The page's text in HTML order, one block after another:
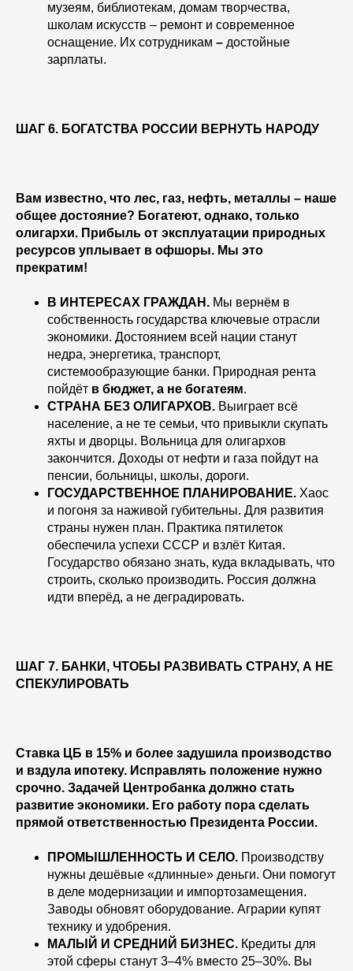
музеям, библиотекам, домам творчества,
школам искусств – ремонт и современное
оснащение. Их сотрудникам – достойные
зарплаты.
ШАГ 6. БОГАТСТВА РОССИИ ВЕРНУТЬ НАРОДУ
Вам известно, что лес, газ, нефть, металлы – наше
общее достояние? Богатеют, однако, только
олигархи. Прибыль от эксплуатации природных
ресурсов уплывает в офшоры. Мы это
прекратим!
В ИНТЕРЕСАХ ГРАЖДАН. Мы вернём в
собственность государства ключевые отрасли
экономики. Достоянием всей нации станут
недра, энергетика, транспорт,
системообразующие банки. Природная рента
пойдёт в бюджет, а не богатеям.
СТРАНА БЕЗ ОЛИГАРХОВ. Выиграет всё
население, а не те семьи, что привыкли скупать
яхты и дворцы. Вольница для олигархов
закончится. Доходы от нефти и газа пойдут на
пенсии, больницы, школы, дороги.
ГОСУДАРСТВЕННОЕ ПЛАНИРОВАНИЕ. Хаос
и погоня за наживой губительны. Для развития
страны нужен план. Практика пятилеток
обеспечила успехи СССР и взлёт Китая.
Государство обязано знать, куда вкладывать, что
строить, сколько производить. Россия должна
идти вперёд, а не деградировать.
ШАГ 7. БАНКИ, ЧТОБЫ РАЗВИВАТЬ СТРАНУ, А НЕ
СПЕКУЛИРОВАТЬ
Ставка ЦБ в 15% и более задушила производство
и вздула ипотеку. Исправлять положение нужно
срочно. Задачей Центробанка должно стать
развитие экономики. Его работу пора сделать
прямой ответственностью Президента России.
ПРОМЫШЛЕННОСТЬ И СЕЛО. Производству
нужны дешёвые «длинные» деньги. Они помогут
в деле модернизации и импортозамещения.
Заводы обновят оборудование. Аграрии купят
технику и удобрения.
МАЛЫЙ И СРЕДНИЙ БИЗНЕС. Кредиты для
этой сферы станут 3–4% вместо 25–30%. Вы